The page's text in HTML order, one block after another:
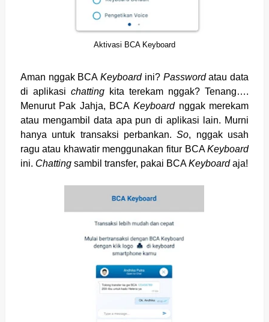
Aktivasi BCA Keyboard
Aman nggak BCAKeyboardini? Passwordatau data
di aplikasi chattingkita terekam nggak? Tenang….
Menurut Pak Jahja, BCAKeyboardnggak merekam
atau mengambil data apa pun di aplikasi lain. Murni
hanya untuk transaksi perbankan.So, nggak usah
ragu atau khawatir menggunakan fitur BCAKeyboard
ini. Chattingsambil transfer, pakai BCAKeyboardaja!